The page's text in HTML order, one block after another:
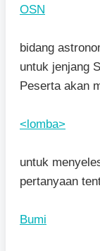
OSN
bidang
untuk jenjang
Peserta akan
<lomba>
untuk
pertanyaan
Bumi